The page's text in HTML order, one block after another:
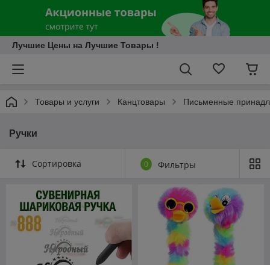
Лучшие Цены на Лучшие Товары !
Товары и услуги Канцтовары Письменные
Ручки
Сортировка 0 Фильтры